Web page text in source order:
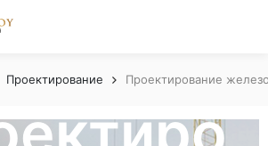
Проектирование Проектирование